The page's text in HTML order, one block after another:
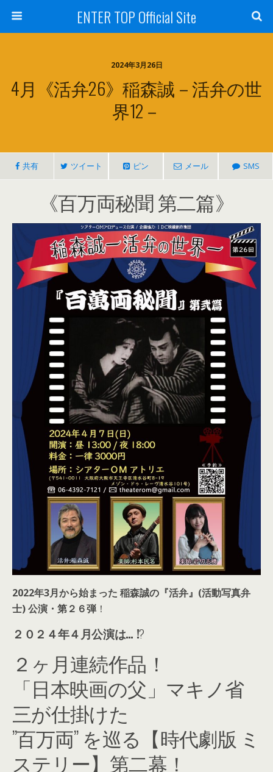
ENTER TOP Official Site
2024年3月26日
4月《活弁26》稲森誠－活弁の世
界12－
共有 ツイート ピン メール SMS
《百万両秘聞 第二篇》
2022年3月から始まった 稲森誠の『活弁』(活動写真弁
士) 公演・第２６弾 ！
２０２４年４月公演は… !?
２ヶ月連続作品！
「日本映画の父」マキノ省
三が仕掛けた
”百万両” を巡る【時代劇版 ミ
ステリー】第二幕！